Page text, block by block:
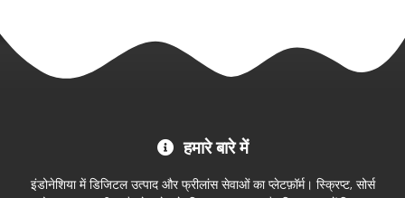
आधिकारिक
हमारे बारे में
इंडोनेशिया में डिजिटल उत्पाद और फ्रीलांस सेवाओं का प्लेटफ़ॉर्म। स्क्रिप्ट, सोर्स